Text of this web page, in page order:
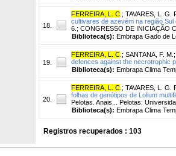
18.
FERREIRA, L. C ; TAVARES, L. G.
cultivares de azevém na região Sul
6.; CONGRESSO DE INICIAÇÃO
Biblioteca(s): Embrapa Gado de
19.
FERREIRA, L. C ; SANTANA, F. M.
defences against the necrotrophic
Biblioteca(s): Embrapa Clima
20.
FERREIRA, L. C ; TAVARES, L. G.
folhas de genótipos de Lolium
Pelotas. Anais... Pelotas:
Biblioteca(s): Embrapa Clima
Registros recuperados : 103